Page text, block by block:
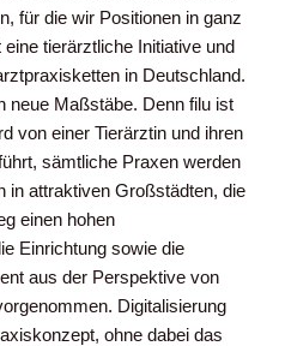
für die wir Positionen in ganz
tierärztliche Initiative und
in Deutschland.
neue Maßstäbe. Denn filu ist
von einer Tierärztin und ihren
sämtliche Praxen werden
in attraktiven Großstädten, die
einen hohen
Einrichtung sowie die
aus der Perspektive von
Digitalisierung
ohne dabei das